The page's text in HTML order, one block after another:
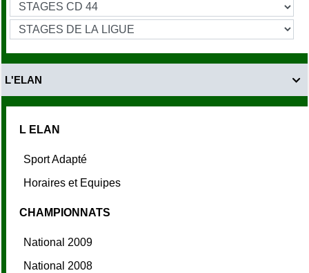

L'ELAN
L ELAN
Sport Adapté
Horaires et Equipes
CHAMPIONNATS
National 2009
National 2008